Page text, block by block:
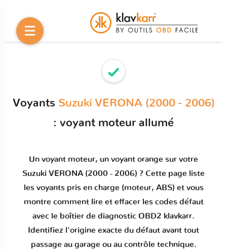
Voyants Suzuki VERONA (2000 - 2006)
: voyant moteur allumé
Un voyant moteur, un voyant orange sur votre
Suzuki VERONA (2000 - 2006) ? Cette page liste
les voyants pris en charge (moteur, ABS) et vous
montre comment lire et effacer les codes défaut
avec le boîtier de diagnostic OBD2 klavkarr.
Identifiez l'origine exacte du défaut avant tout
passage au garage ou au contrôle technique.